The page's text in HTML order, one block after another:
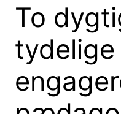
To
tydelige